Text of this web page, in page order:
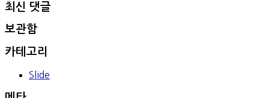
최신 댓글
보관함
카테고리
Slide